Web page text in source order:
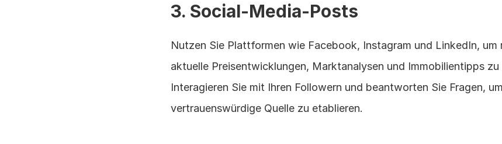
3. Social-Media-Posts
Nutzen Sie Plattformen wie Facebook, Instagram und LinkedIn, um
aktuelle Preisentwicklungen, Marktanalysen und Immobilientipps zu
Interagieren Sie mit Ihren Followern und beantworten Sie Fragen,
vertrauenswürdige Quelle zu etablieren.